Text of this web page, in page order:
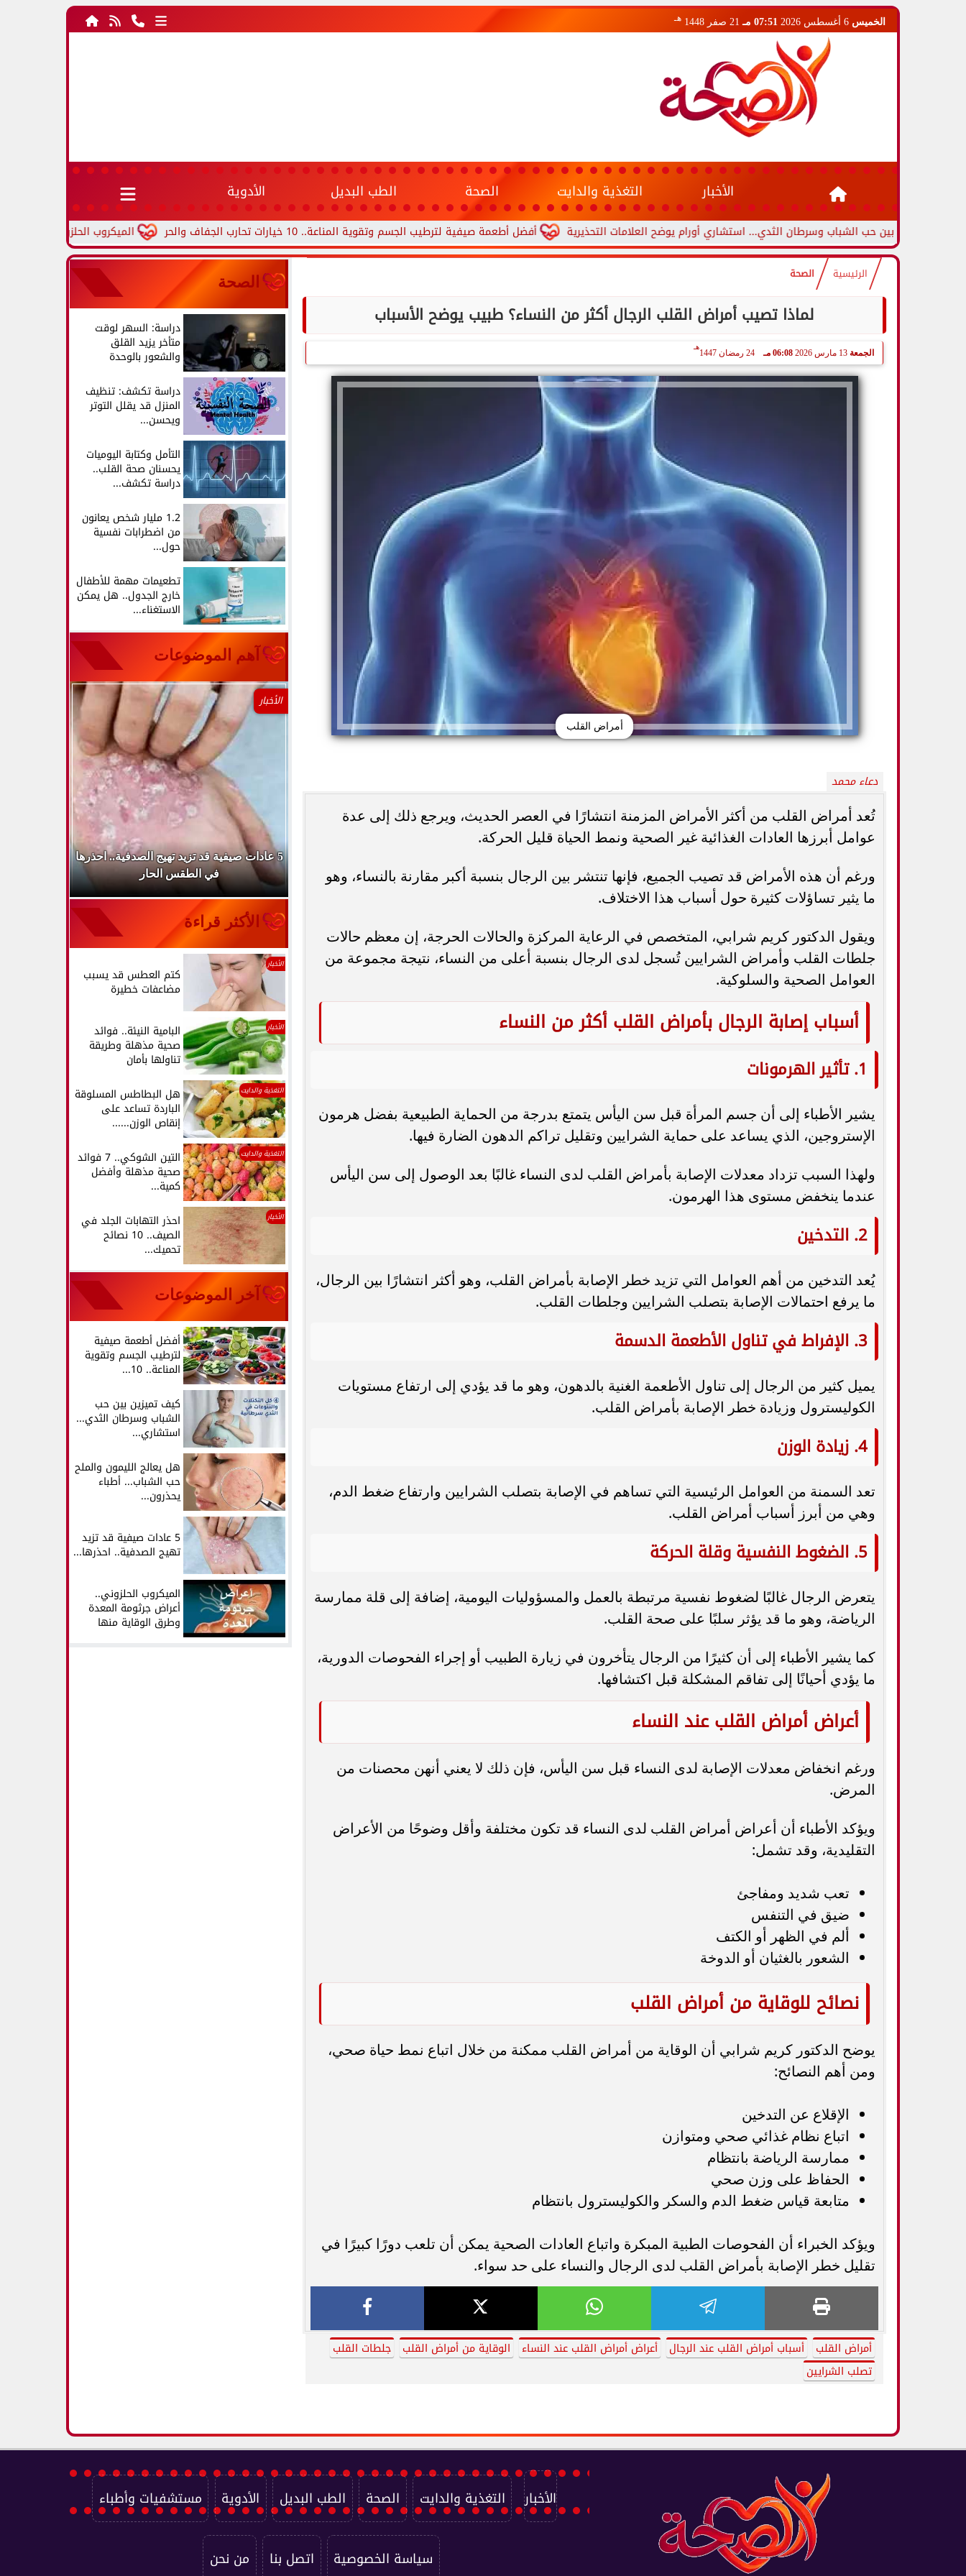
الخميس 07:51 مـ 21 صفر 1448 هـ
الأخبار التغذية والدايت الصحة الطب البديل الأدوية
الميكروب الحلزوني.. أعراض جرثومة أفضل أطعمة صيفية لترطيب الجسم وتقوية المناعة.. 10 خيارات تحارب الجفاف والحر بين حب الشباب وسرطان الثدي... استشاري أورام يوضح العلامات التحذيرية
الرئيسية الصحة
لماذا تصيب أمراض القلب الرجال أكثر من النساء؟ طبيب يوضح الأسباب
الجمعة 13 مارس 2026 06:08 مـ 24 رمضان 1447
هـ
أمراض القلب
دعاء محمد
تُعد أمراض القلب من أكثر الأمراض المزمنة انتشارًا في العصر الحديث، ويرجع ذلك إلى عدة
عوامل أبرزها العادات الغذائية غير الصحية ونمط الحياة قليل الحركة.
ورغم أن هذه الأمراض قد تصيب الجميع، فإنها تنتشر بين الرجال بنسبة أكبر مقارنة بالنساء، وهو
ما يثير تساؤلات كثيرة حول أسباب هذا الاختلاف.
ويقول الدكتور كريم شرابي، المتخصص في الرعاية المركزة والحالات الحرجة، إن معظم حالات
جلطات القلب وأمراض الشرايين تُسجل لدى الرجال بنسبة أعلى من النساء، نتيجة مجموعة من
العوامل الصحية والسلوكية.
أسباب إصابة الرجال بأمراض القلب أكثر من النساء
1. تأثير الهرمونات
يشير الأطباء إلى أن جسم المرأة قبل سن اليأس يتمتع بدرجة من الحماية الطبيعية بفضل هرمون
الإستروجين، الذي يساعد على حماية الشرايين وتقليل تراكم الدهون الضارة فيها.
ولهذا السبب تزداد معدلات الإصابة بأمراض القلب لدى النساء غالبًا بعد الوصول إلى سن اليأس
عندما ينخفض مستوى هذا الهرمون.
2. التدخين
يُعد التدخين من أهم العوامل التي تزيد خطر الإصابة بأمراض القلب، وهو أكثر انتشارًا بين الرجال،
ما يرفع احتمالات الإصابة بتصلب الشرايين وجلطات القلب.
3. الإفراط في تناول الأطعمة الدسمة
يميل كثير من الرجال إلى تناول الأطعمة الغنية بالدهون، وهو ما قد يؤدي إلى ارتفاع مستويات
الكوليسترول وزيادة خطر الإصابة بأمراض القلب.
4. زيادة الوزن
تعد السمنة من العوامل الرئيسية التي تساهم في الإصابة بتصلب الشرايين وارتفاع ضغط الدم،
وهي من أبرز أسباب أمراض القلب.
5. الضغوط النفسية وقلة الحركة
يتعرض الرجال غالبًا لضغوط نفسية مرتبطة بالعمل والمسؤوليات اليومية، إضافة إلى قلة ممارسة
الرياضة، وهو ما قد يؤثر سلبًا على صحة القلب.
كما يشير الأطباء إلى أن كثيرًا من الرجال يتأخرون في زيارة الطبيب أو إجراء الفحوصات الدورية،
ما يؤدي أحيانًا إلى تفاقم المشكلة قبل اكتشافها.
أعراض أمراض القلب عند النساء
ورغم انخفاض معدلات الإصابة لدى النساء قبل سن اليأس، فإن ذلك لا يعني أنهن محصنات من
المرض.
ويؤكد الأطباء أن أعراض أمراض القلب لدى النساء قد تكون مختلفة وأقل وضوحًا من الأعراض
التقليدية، وقد تشمل:
تعب شديد ومفاجئ
ضيق في التنفس
ألم في الظهر أو الكتف
الشعور بالغثيان أو الدوخة
نصائح للوقاية من أمراض القلب
يوضح الدكتور كريم شرابي أن الوقاية من أمراض القلب ممكنة من خلال اتباع نمط حياة صحي،
ومن أهم النصائح:
الإقلاع عن التدخين
اتباع نظام غذائي صحي ومتوازن
ممارسة الرياضة بانتظام
الحفاظ على وزن صحي
متابعة قياس ضغط الدم والسكر والكوليسترول بانتظام
ويؤكد الخبراء أن الفحوصات الطبية المبكرة واتباع العادات الصحية يمكن أن تلعب دورًا كبيرًا في
تقليل خطر الإصابة بأمراض القلب لدى الرجال والنساء على حد سواء.
أمراض القلب أسباب أمراض القلب عند الرجال أعراض أمراض القلب عند النساء الوقاية من أمراض القلب
جلطات القلب
تصلب الشرايين
الصحة
دراسة: السهر لوقت
متأخر يزيد القلق
والشعور بالوحدة
دراسة تكشف: تنظيف
المنزل قد يقلل التوتر
ويحسن...
التأمل وكتابة اليوميات
يحسنان صحة القلب..
دراسة تكشف...
1.2 مليار شخص يعانون
من اضطرابات نفسية
حول...
تطعيمات مهمة للأطفال
خارج الجدول.. هل يمكن
الاستغناء...
آهم الموضوعات
كيف تميزين بين حب الشباب وسرطان
التحذيرية
يحذرون من وصفة منزلية قد...
الأخبار
5 عادات صيفية قد تزيد تهيج الصدفية.. احذرها
في الطقس الحار
الأكثر قراءة
الأخبار
كتم العطس قد يسبب
مضاعفات خطيرة
الأخبار البامية النيئة.. فوائد
صحية مذهلة وطريقة
تناولها بأمان
التغذية والدايت هل البطاطس المسلوقة
الباردة تساعد على
إنقاص الوزن......
التغذية والدايت التين الشوكي.. 7 فوائد
صحية مذهلة وأفضل
كمية...
الأخبار احذر التهابات الجلد في
الصيف.. 10 نصائح
تحميك...
آخر الموضوعات
أفضل أطعمة صيفية
لترطيب الجسم وتقوية
المناعة.. 10...
كيف تميزين بين حب
الشباب وسرطان الثدي...
استشاري...
هل يعالج الليمون والملح
حب الشباب... أطباء
يحذرون...
5 عادات صيفية قد تزيد
تهيج الصدفية.. احذرها...
الميكروب الحلزوني..
أعراض جرثومة المعدة
وطرق الوقاية منها
الأخبار التغذية والدايت الصحة الطب البديل الأدوية مستشفيات وأطباء
سياسة الخصوصية اتصل بنا من نحن